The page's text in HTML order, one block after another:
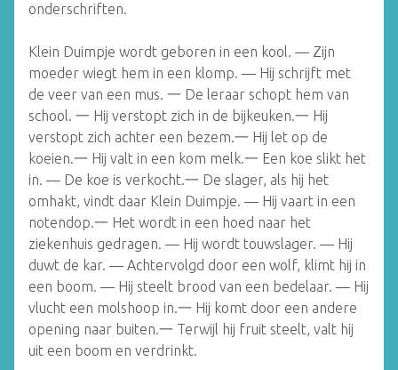
onderschriften.
Klein Duimpje wordt geboren in een kool. — Zijn
moeder wiegt hem in een klomp. — Hij schrijft met
de veer van een mus. 一 De leraar schopt hem van
school. 一 Hij verstopt zich in de bijkeuken.一 Hij
verstopt zich achter een bezem.一 Hij let op de
koeien.一 Hij valt in een kom melk.一 Een koe slikt het
in. — De koe is verkocht.一 De slager, als hij het
omhakt, vindt daar Klein Duimpje. — Hij vaart in een
notendop.一 Het wordt in een hoed naar het
ziekenhuis gedragen. — Hij wordt touwslager. — Hij
duwt de kar. — Achtervolgd door een wolf, klimt hij in
een boom. — Hij steelt brood van een bedelaar. — Hij
vlucht een molshoop in.一 Hij komt door een andere
opening naar buiten.一 Terwijl hij fruit steelt, valt hij
uit een boom en verdrinkt.